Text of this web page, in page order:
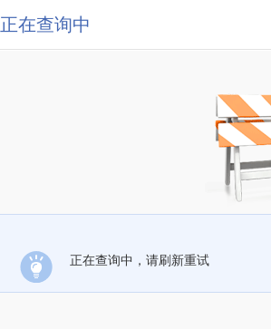
正在查询中
正在查询中，请刷新重试